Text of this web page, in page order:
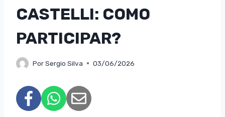
CASTELLI: COMO
PARTICIPAR?
PorSergio Silva 03/06/2026